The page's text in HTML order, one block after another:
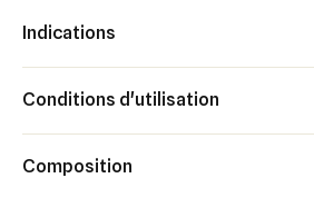
Indications
Conditions d'utilisation
Composition